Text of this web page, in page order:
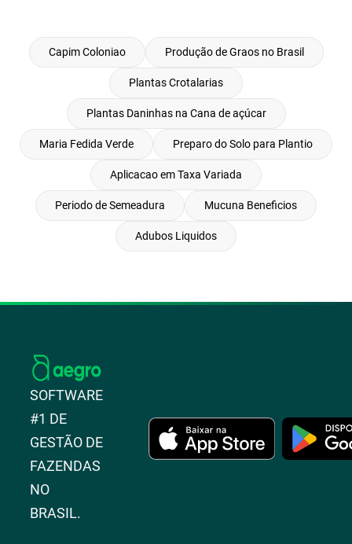
Capim Coloniao Produção de Graos no Brasil
Plantas Crotalarias
Plantas Daninhas na Cana de açúcar
Maria Fedida Verde Preparo do Solo para Plantio
Aplicacao em Taxa Variada
Periodo de Semeadura Mucuna Beneficios
Adubos Liquidos
SOFTWARE
#1 DE
GESTÃO DE
FAZENDAS
NO
BRASIL.